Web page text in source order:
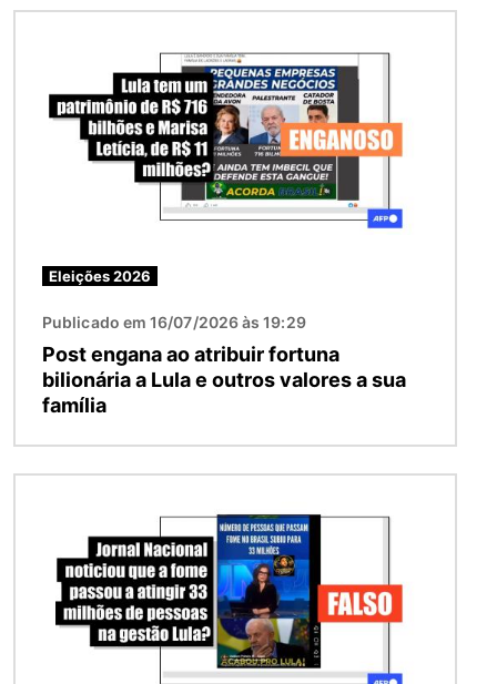
Eleições 2026
Publicado em 16/07/2026 às 19:29
Post engana ao atribuir fortuna
bilionária a Lula e outros valores a sua
família